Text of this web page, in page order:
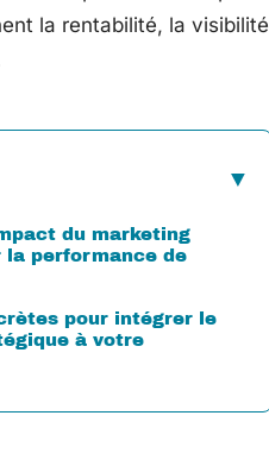
la rentabilité, la visibilité
du marketing
performance de
pour intégrer le
à votre